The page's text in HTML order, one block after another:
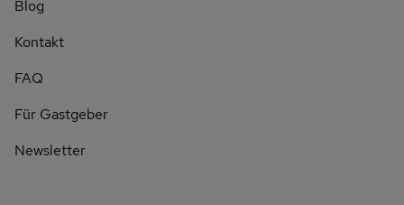
Blog
Kontakt
FAQ
Für Gastgeber
Newsletter